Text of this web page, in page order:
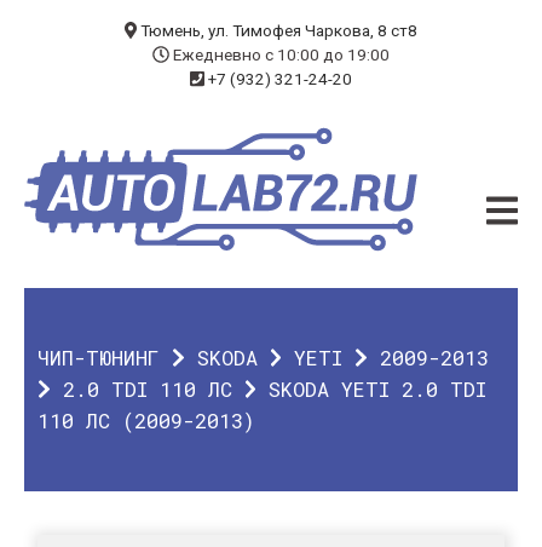
ЧИП-ТЮНИНГ
ДИАГНОСТИКА
О КОМПАНИИ
Тюмень, ул. Тимофея Чаркова, 8 ст8
Ежедневно с 10:00 до 19:00
+7 (932) 321-24-20
ЧИП-ТЮНИНГ SKODA YETI
2009-2013
2.0 TDI 110 ЛС
SKODA YETI 2.0 TDI
110 ЛС (2009-2013)